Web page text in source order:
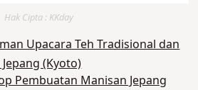
Hak Cipta : KKday
Upacara Teh Tradisional dan
(Kyoto)
Pembuatan Manisan Jepang